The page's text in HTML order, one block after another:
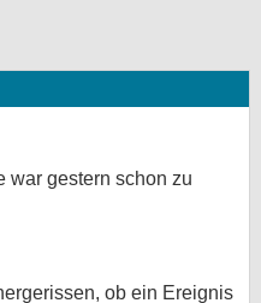
war gestern schon zu
ob ein Ereignis